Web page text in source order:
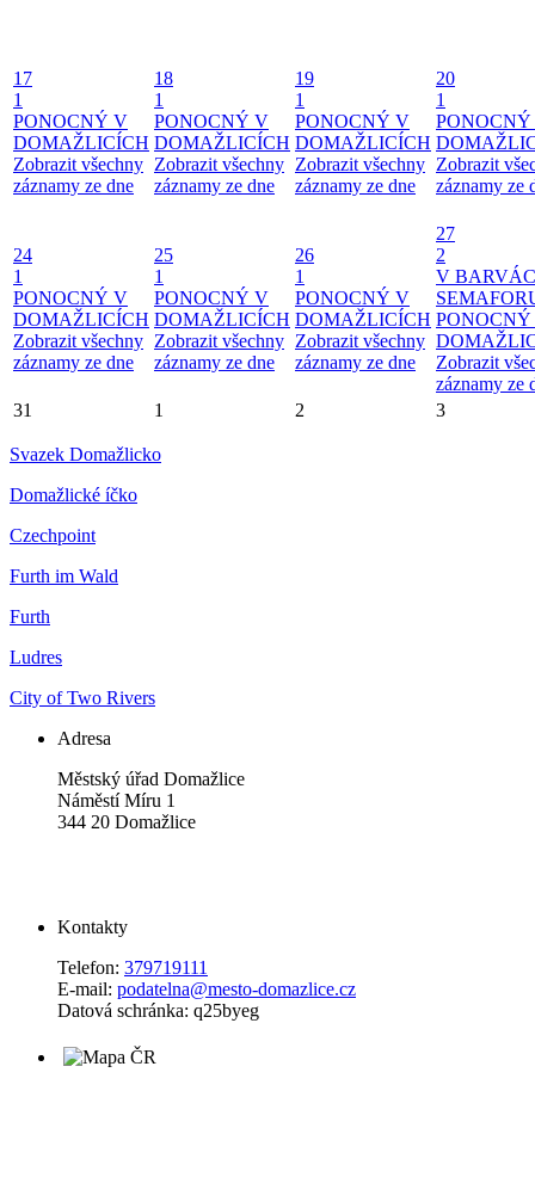
17
1
PONOCNÝ V
DOMAŽLICÍCH
Zobrazit všechny
záznamy ze dne
18
1
PONOCNÝ V
DOMAŽLICÍCH
Zobrazit všechny
záznamy ze dne
19
1
PONOCNÝ V
DOMAŽLICÍCH
Zobrazit všechny
záznamy ze dne
20
1
Zobrazit
záznamy ze
24
1
PONOCNÝ V
DOMAŽLICÍCH
Zobrazit všechny
záznamy ze dne
25
1
PONOCNÝ V
DOMAŽLICÍCH
Zobrazit všechny
záznamy ze dne
26
1
PONOCNÝ V
DOMAŽLICÍCH
Zobrazit všechny
záznamy ze dne
27
2
V
Zobrazit
záznamy ze
31
1 2 3
Svazek Domažlicko
Domažlické íčko
Czechpoint
Furth im Wald
Furth
Ludres
City of Two Rivers
Adresa
Městský úřad Domažlice
Náměstí Míru 1
344 20 Domažlice
Kontakty
Telefon: 379719111
E-mail: podatelna@mesto-domazlice.cz
Datová schránka: q25byeg